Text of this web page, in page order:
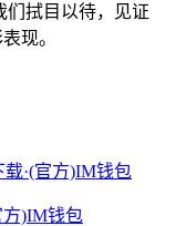
们拭目以待，见证
现。
载·(官方)IM钱包
方)IM钱包